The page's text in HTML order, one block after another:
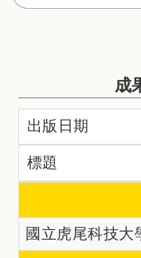
成
出版日期
標題
國立虎尾科技